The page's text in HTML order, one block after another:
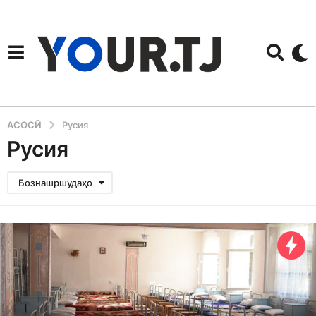
АСОСӢ Русия
Русия
Бознашршудаҳо